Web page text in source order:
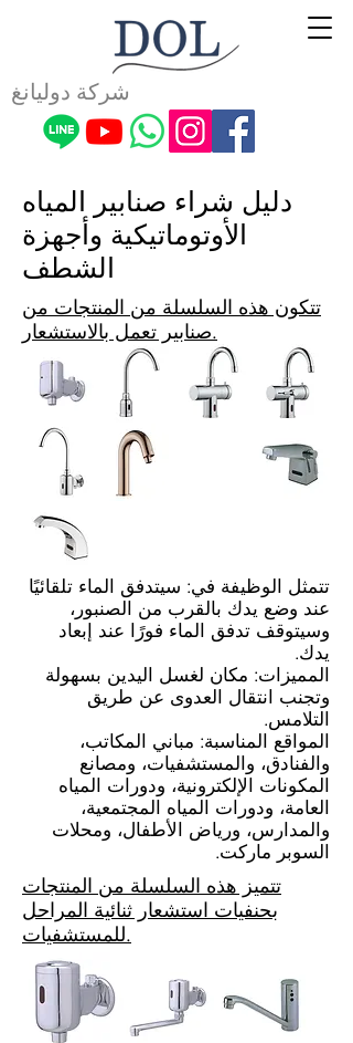
شركة دوليانغ
دليل شراء صنابير المياه
الأوتوماتيكية وأجهزة
الشطف
تتكون هذه السلسلة من المنتجات من
صنابير تعمل بالاستشعار.
تتمثل الوظيفة في: سيتدفق الماء تلقائيًا
عند وضع يدك بالقرب من الصنبور،
وسيتوقف تدفق الماء فورًا عند إبعاد
يدك.
المميزات: مكان لغسل اليدين بسهولة
وتجنب انتقال العدوى عن طريق
التلامس.
المواقع المناسبة: مباني المكاتب،
والفنادق، والمستشفيات، ومصانع
المكونات الإلكترونية، ودورات المياه
العامة، ودورات المياه المجتمعية،
والمدارس، ورياض الأطفال، ومحلات
السوبر ماركت.
تتميز هذه السلسلة من المنتجات
بحنفيات استشعار ثنائية المراحل
للمستشفيات.